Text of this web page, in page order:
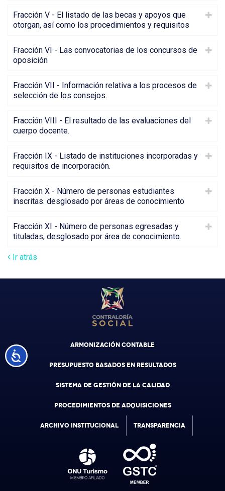
Accesibilidad
Fracción V - El listado de las becas y apoyos que
otorgan, así como los procedimientos y requisitos
Fracción VI - Las convocatorias de los concursos de
oposición
Fracción VII - Información relativa a los procesos de
selección de los consejos.
Fracción VIII - El resultado de las evaluaciones del
cuerpo docente.
Fracción IX - Listado de instituciones incorporadas y
requisitos de incorporación.
Fracción X - Número de personas estudiantes
inscritas. desglosado por áreas de conocimiento
Fracción XI - Número de personas egresadas y
tituladas, desglosado por área de conocimiento.
Ir atrás
ARMONIZACIÓN CONTABLE
PRESUPUESTO BASADOS EN RESULTADOS
SISTEMA DE GESTIÓN DE LA CALIDAD
PROCEDIMIENTOS DE ADQUISICIONES
ARCHIVO INSTITUCIONAL TRANSPARENCIA